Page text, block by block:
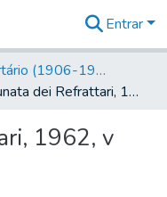
Entrar
Canto Libertário (1906-1995)
L’Adunata dei Refrattari, 1962, v XLI, n 24
1962, v